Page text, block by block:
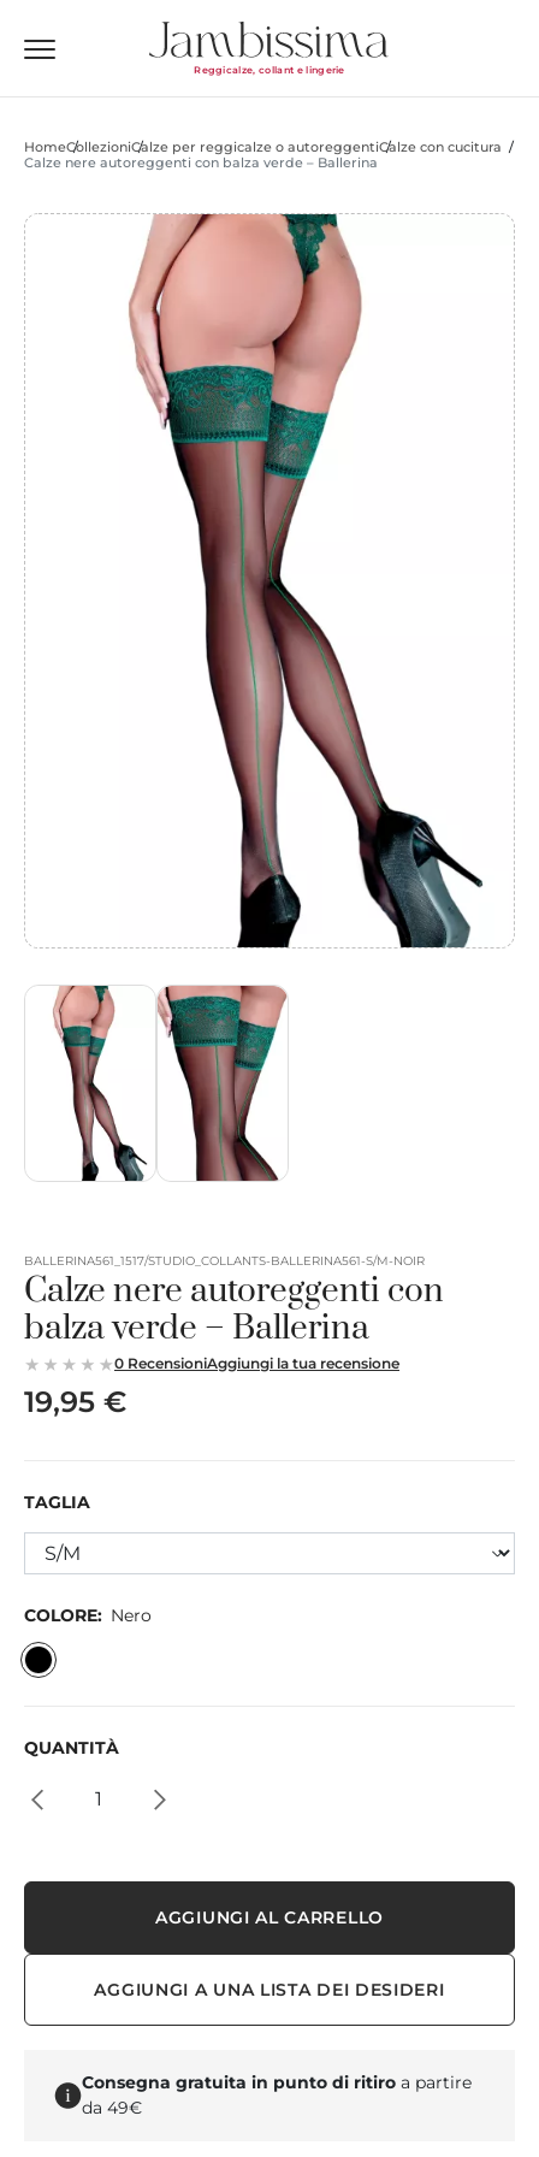
Reggicalze, collant e lingerie
HomeCollezioniCalze per reggicalze o autoreggentiCalze con cucitura
Calze nere autoreggenti con balza verde – Ballerina
BALLERINA561_1517/STUDIO_COLLANTS-BALLERINA561-S/M-NOIR
Calze nere autoreggenti con
balza verde – Ballerina
0 RecensioniAggiungi la tua recensione
19,95 €
TAGLIA
COLORE: Nero
QUANTITÀ
AGGIUNGI AL CARRELLO
AGGIUNGI A UNA LISTA DEI DESIDERI
Consegna gratuita in punto di ritiro a partire
da 49€